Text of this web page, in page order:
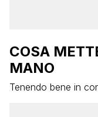
COSA
MANO
Tenendo bene in